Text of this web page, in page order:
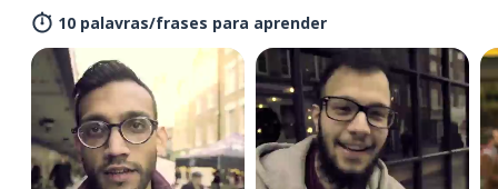
10 palavras/frases para aprender